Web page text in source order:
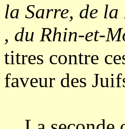
la Sarre, de
, du Rhin-et-
titres contre
faveur des